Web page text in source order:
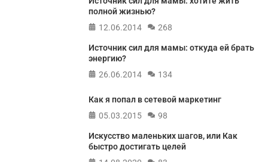
полной жизнью?
12.06.2014
268
Источник сил для мамы: откуда ей брать
энергию?
26.06.2014
134
Как я попал в сетевой маркетинг
05.03.2015
98
Искусство маленьких шагов, или Как
быстро достигать целей